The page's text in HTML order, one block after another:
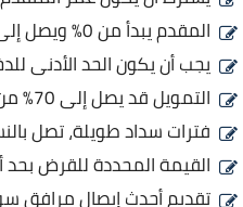
المقدم يبدأ من 0% ويصل إلى 70%.
يجب أن يكون الحد الأدنى للدخل
التمويل قد يصل إلى 70% من القيمة المحددة للسيارة.
فترات سداد طويلة، تصل بالنسبة الى
القيمة المحددة للقرض بحد أدنى 15 ألف جنيه، والحد الأقصى 2
تقديم أحدث إيصال مرافق